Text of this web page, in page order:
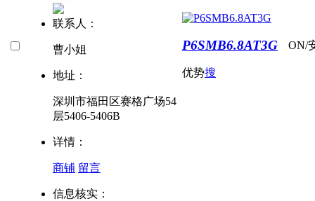
联系人：
曹小姐
地址：
深圳市福田区赛格广场54
层5406-5406B
详情：
商铺 留言
信息核实：
P6SMB6.8AT3G
优势搜
ON/